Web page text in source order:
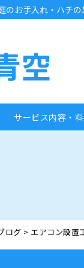
のお手入れ・ハチ
空
サービス内容・
ログ > エアコン設置